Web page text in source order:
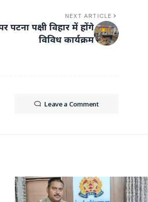
NEXT ARTICLE
पटना पक्षी विहार में होंगे
विविध कार्यक्रम
Leave a Comment